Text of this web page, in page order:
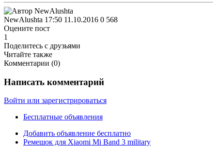
NewAlushta 17:50 11.10.2016 0 568
Оцените пост
1
Поделитесь с друзьями
Читайте также
Комментарии (0)
Написать комментарий
Войти или зарегистрироваться
Бесплатные объявления
Добавить объявление бесплатно
Ремешок для Xiaomi Mi Band 3 military